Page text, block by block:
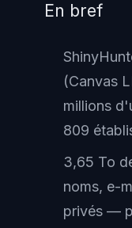
En bref
(Canvas
millions
809
3,65 To
noms, e-
privés —